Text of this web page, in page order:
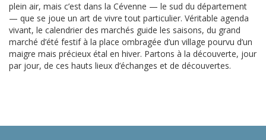
plein air, mais c’est dans la Cévenne — le sud du département
— que se joue un art de vivre tout particulier. Véritable agenda
vivant, le calendrier des marchés guide les saisons, du grand
marché d’été festif à la place ombragée d’un village pourvu d’un
maigre mais précieux étal en hiver. Partons à la découverte, jour
par jour, de ces hauts lieux d’échanges et de découvertes.